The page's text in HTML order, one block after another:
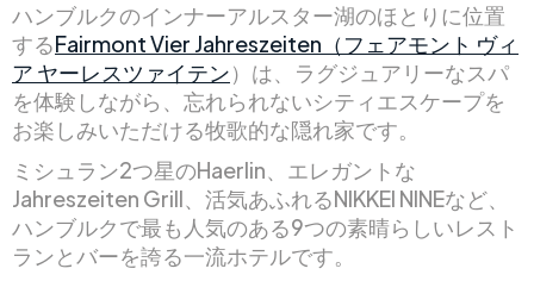
ハンブルクのインナーアルスター湖のほとりに位置
するFairmont Vier Jahreszeiten（フェアモント ヴィ
ア ヤーレスツァイテン）は、ラグジュアリーなスパ
を体験しながら、忘れられないシティエスケープを
お楽しみいただける牧歌的な隠れ家です。
ミシュラン2つ星のHaerlin、エレガントな
Jahreszeiten Grill、活気あふれるNIKKEI NINEなど、
ハンブルクで最も人気のある9つの素晴らしいレスト
ランとバーを誇る一流ホテルです。